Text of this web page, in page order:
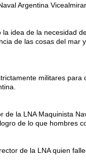
Argentina
idea de la necesidad
de las cosas del mar
militares para
de la LNA Maquinista
de lo que hombres
de la LNA quien